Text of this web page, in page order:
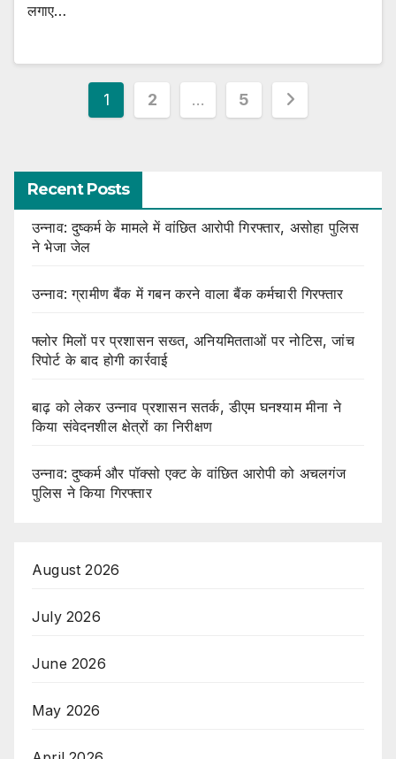
लगाए…
Posts
1 2 … 5
Recent Posts
उन्नाव: दुष्कर्म के मामले में वांछित आरोपी गिरफ्तार, असोहा पुलिस
ने भेजा जेल
उन्नाव: ग्रामीण बैंक में गबन करने वाला बैंक कर्मचारी गिरफ्तार
फ्लोर मिलों पर प्रशासन सख्त, अनियमितताओं पर नोटिस, जांच
रिपोर्ट के बाद होगी कार्रवाई
बाढ़ को लेकर उन्नाव प्रशासन सतर्क, डीएम घनश्याम मीना ने
किया संवेदनशील क्षेत्रों का निरीक्षण
उन्नाव: दुष्कर्म और पॉक्सो एक्ट के वांछित आरोपी को अचलगंज
पुलिस ने किया गिरफ्तार
August 2026
July 2026
June 2026
May 2026